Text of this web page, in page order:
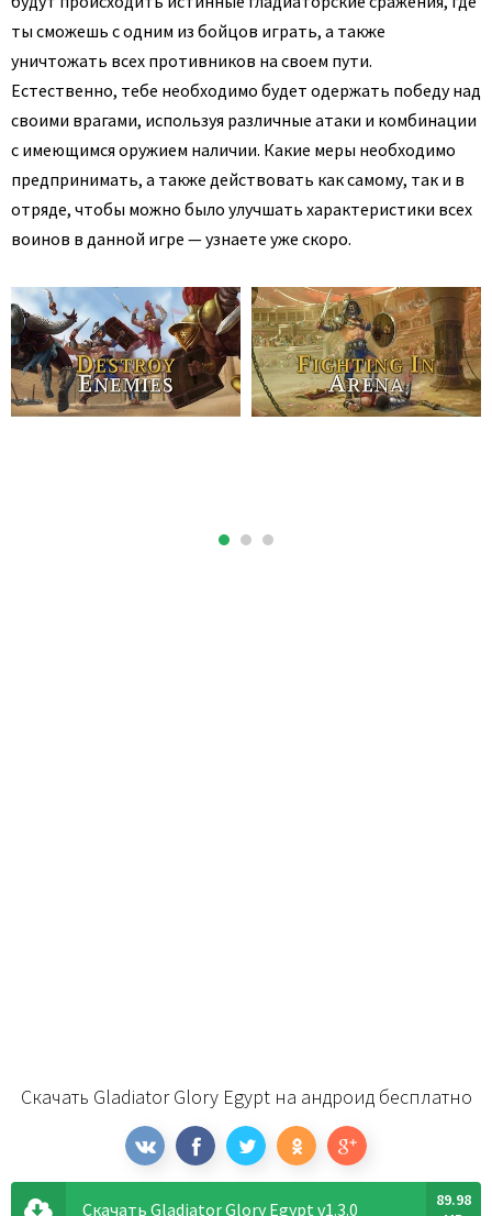
ты сможешь с одним из бойцов играть, а также
уничтожать всех противников на своем пути.
Естественно, тебе необходимо будет одержать победу над
своими врагами, используя различные атаки и комбинации
с имеющимся оружием наличии. Какие меры необходимо
предпринимать, а также действовать как самому, так и в
отряде, чтобы можно было улучшать характеристики всех
воинов в данной игре — узнаете уже скоро.
Скачать Gladiator Glory Egypt на андроид бесплатно
Скачать Gladiator Glory Egypt v1.3.0
89.98